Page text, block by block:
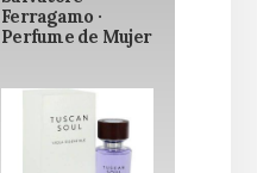
Ferragamo ·
Perfume de Mujer